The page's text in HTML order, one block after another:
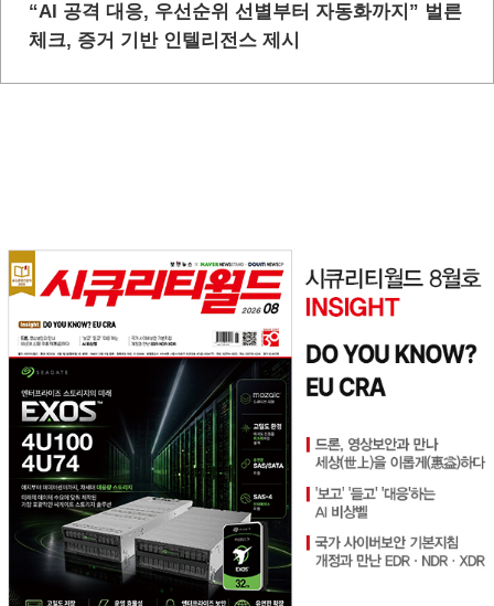
“AI 공격 대응, 우선순위 선별부터 자동화까지” 벌른
체크, 증거 기반 인텔리전스 제시